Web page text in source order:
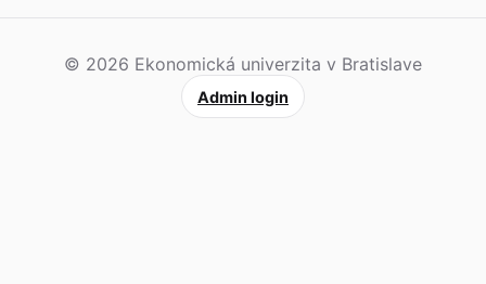
© 2026 Ekonomická univerzita v Bratislave
Admin login